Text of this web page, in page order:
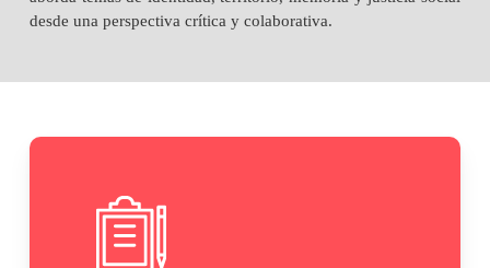
desde una perspectiva crítica y colaborativa.